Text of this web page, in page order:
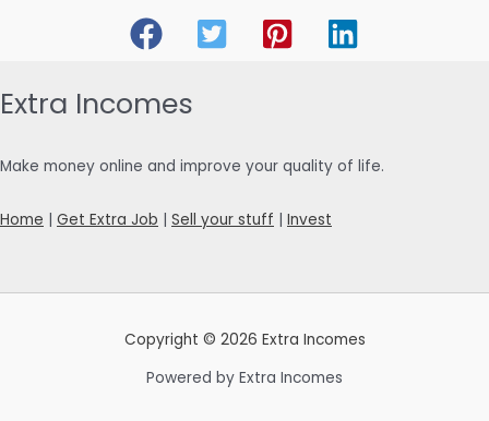
Extra Incomes
Make money online and improve your quality of life.
Home | Get Extra Job | Sell your stuff | Invest
Copyright © 2026 Extra Incomes
Powered by Extra Incomes